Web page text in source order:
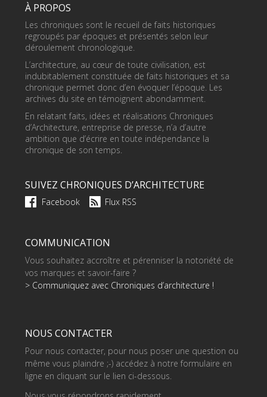
À PROPOS
Les chroniques sont le recueil de faits historiques
regroupés par époques et présentés selon leur
déroulement chronologique.
L’architecture, au cœur de toute civilisation, est
indubitablement constituée de faits historiques et sa
chronique permet donc d’en évoquer l’époque. Les
archives du site en témoignent abondamment.
En relatant faits, idées et réalisations Chroniques
d’Architecture, entreprise de presse, n’a d’autre
ambition que d’écrire en toute indépendance la
chronique de son temps.
SUIVEZ CHRONIQUES D’ARCHITECTURE
Facebook Flux RSS
COMMUNICATION
Vous souhaitez accroître et pérenniser la notoriété de
vos marques et savoir-faire ?
> Communiquez avec Chroniques d’architecture !
NOUS CONTACTER
Pour nous contacter, pour nous poser une question ou
même vous plaindre ;-) accédez à notre formulaire en
ligne en cliquant sur le lien ci-dessous.